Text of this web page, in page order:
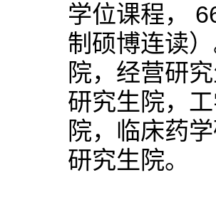
学位课程，
制硕博连读
院，经营研
研究生院，
院，临床药
研究生院。